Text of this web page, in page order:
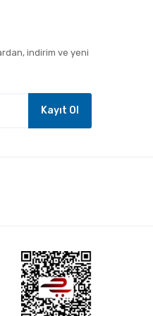
indirim ve yeni
Kayıt Ol